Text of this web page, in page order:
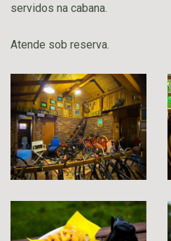
servidos na cabana.
Atende sob reserva.